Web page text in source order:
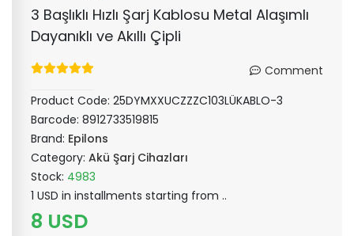
3 Başlıklı Hızlı Şarj Kablosu Metal Alaşımlı
Dayanıklı ve Akıllı Çipli
Comment
Product Code: 25DYMXXUCZZZC103LÜKABLO-3
Barcode: 8912733519815
Brand: Epilons
Category: Akü Şarj Cihazları
Stock: 4983
1 USD in installments starting from ..
8 USD